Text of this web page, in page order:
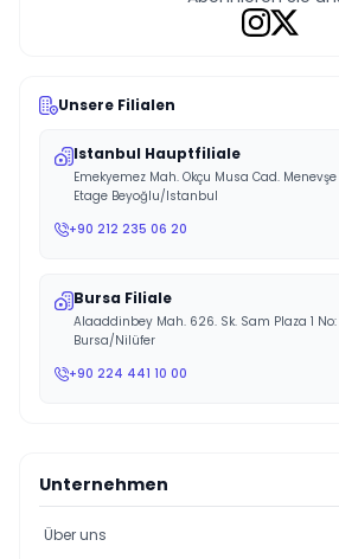
Unsere Filialen
Istanbul Hauptfiliale
Emekyemez Mah. Okçu Musa Cad. Menevşe
Etage Beyoğlu/Istanbul
+90 212 235 06 20
Bursa Filiale
Alaaddinbey Mah. 626. Sk. Sam Plaza 1
Bursa/Nilüfer
+90 224 441 10 00
Unternehmen
Über uns